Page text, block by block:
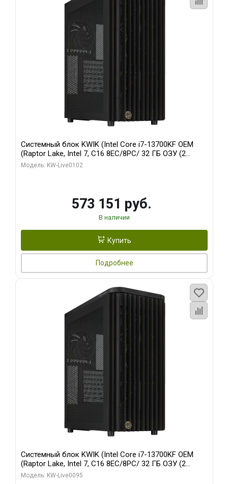
Системный блок KWIK (Intel Core i7-13700KF OEM
(Raptor Lake, Intel 7, C16 8EC/8PC/ 32 ГБ ОЗУ (2
модуля)/ Afox RTX4090 24GB GDDR6X 384-Bit 3xDP
Модель: KW-Live0102
573 151 руб.
В наличии
Купить
Подробнее
Системный блок KWIK (Intel Core i7-13700KF OEM
(Raptor Lake, Intel 7, C16 8EC/8PC/ 32 ГБ ОЗУ (2
модуля)/ Afox RTX4090 24GB GDDR6X 384-Bit 3xDP
Модель: KW-Live0095